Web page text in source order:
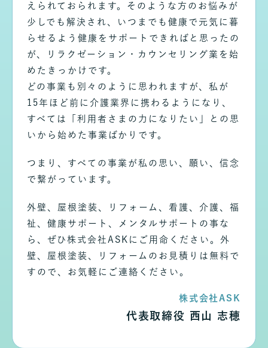
えられておられます。そのような方のお悩みが
少しでも解決され、いつまでも健康で元気に暮
らせるよう健康をサポートできればと思ったの
が、リラクゼーション・カウンセリング業を始
めたきっかけです。
どの事業も別々のように思われますが、私が
15年ほど前に介護業界に携わるようになり、
すべては「利用者さまの力になりたい」との思
いから始めた事業ばかりです。
つまり、すべての事業が私の思い、願い、信念
で繋がっています。
外壁、屋根塗装、リフォーム、看護、介護、福
祉、健康サポート、メンタルサポートの事な
ら、ぜひ株式会社ASKにご用命ください。外
壁、屋根塗装、リフォームのお見積りは無料で
すので、お気軽にご連絡ください。
株式会社ASK
代表取締役 西山 志穂